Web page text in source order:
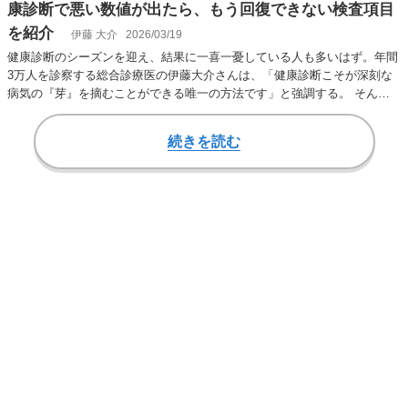
康診断で悪い数値が出たら、もう回復できない検査項目
を紹介
伊藤 大介 2026/03/19
健康診断のシーズンを迎え、結果に一喜一憂している人も多いはず。年間
3万人を診察する総合診療医の伊藤大介さんは、「健康診断こそが深刻な
病気の『芽』を摘むことができる唯一の方法です」と強調する。 そんな
伊藤さんの著書『…
続きを読む